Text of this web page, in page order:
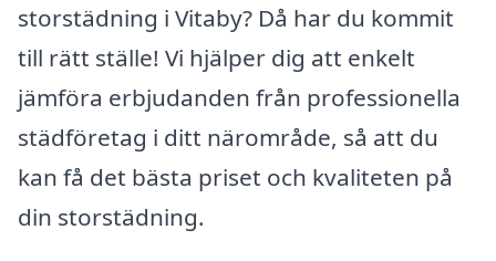
storstädning i Vitaby? Då har du kommit
till rätt ställe! Vi hjälper dig att enkelt
jämföra erbjudanden från professionella
städföretag i ditt närområde, så att du
kan få det bästa priset och kvaliteten på
din storstädning.